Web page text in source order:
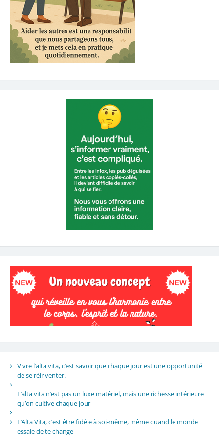
Vivre l’alta vita, c’est savoir que chaque jour est une opportunité
de se réinventer.
L’alta vita n’est pas un luxe matériel, mais une richesse intérieure
qu’on cultive chaque jour
-
L’Alta Vita, c’est être fidèle à soi-même, même quand le monde
essaie de te change